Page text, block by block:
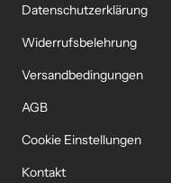
Datenschutzerklärung
Widerrufsbelehrung
Versandbedingungen
AGB
Cookie Einstellungen
Kontakt